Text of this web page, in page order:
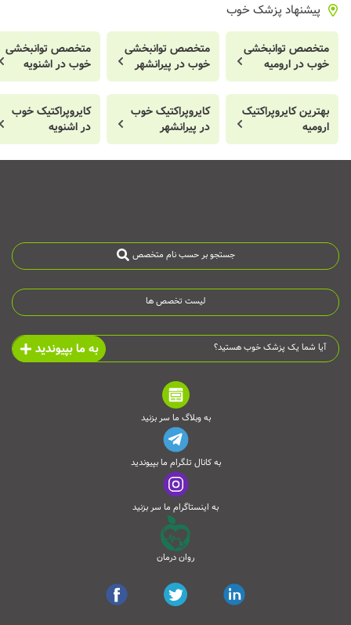
پیشنهاد پزشک خوب
متخصص توانبخشی
خوب در ارومیه
متخصص توانبخشی
خوب در پیرانشهر
متخصص توانبخشی
خوب در اشنویه
بهترین کایروپراکتیک
ارومیه
کایروپراکتیک خوب
در پیرانشهر
کایروپراکتیک خوب
در اشنویه
جستجو بر حسب نام متخصص
لیست تخصص ها
آیا شما یک پزشک خوب هستید؟ به ما بپیوندید
به وبلاگ ما سر بزنید
به کانال تلگرام ما بپیوندید
به اینستاگرام ما سر بزنید
روان درمان